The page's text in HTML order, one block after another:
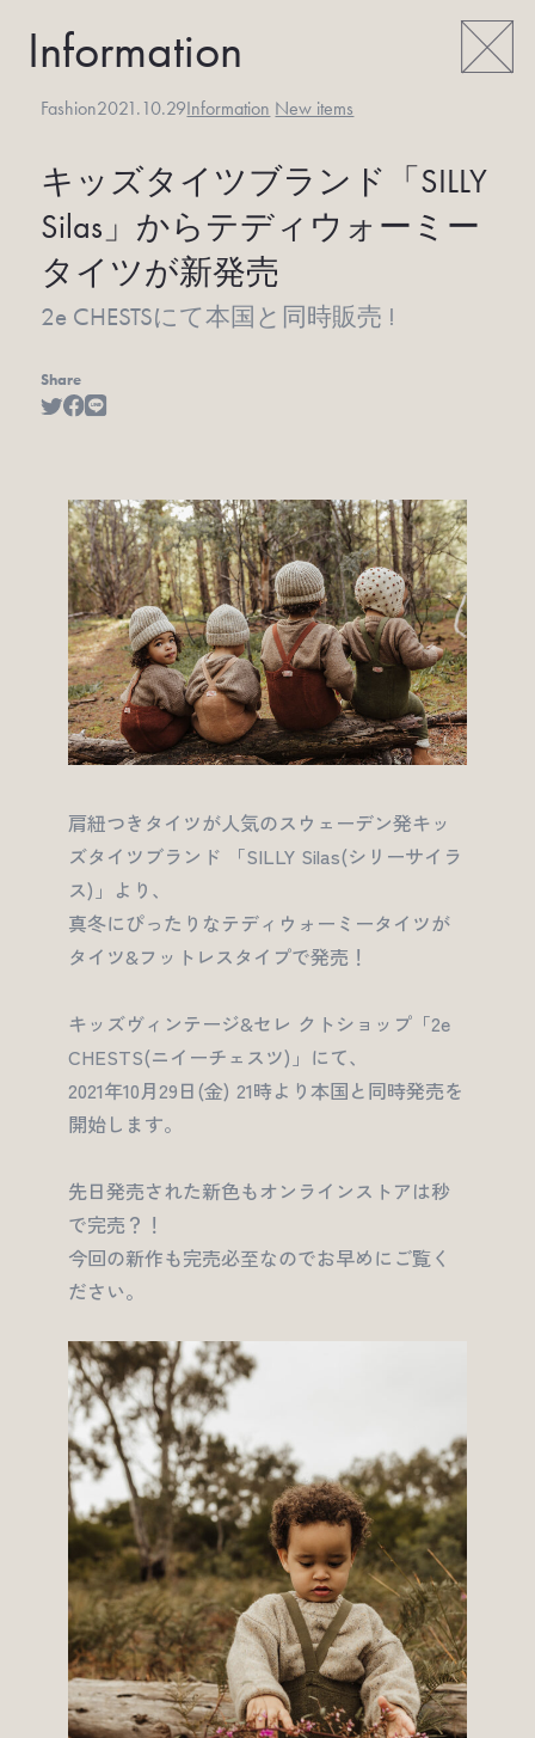
Information
Fashion2021.10.29Information New items
キッズタイツブランド「SILLY
Silas」から テディウォーミー
タイツが新発売
2e CHESTSにて本国と同時販売 !
Share
肩紐つきタイツが人気のスウェーデン発キッ
ズタイツブランド 「SILLY Silas(シリーサイラ
ス)」より、
真冬にぴったりなテディウォーミータイツが
タイツ&フットレスタイプで発売！
キッズヴィンテージ&セレ クトショップ「2e
CHESTS(ニイーチェスツ)」にて、
2021年10月29日(金) 21時より本国と同時発売を
開始します。
先日発売された新色もオンラインストアは秒
で完売？！
今回の新作も完売必至なのでお早めにご覧く
ださい。